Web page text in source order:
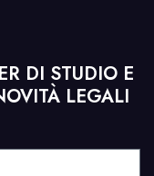
DI STUDIO E
LEGALI